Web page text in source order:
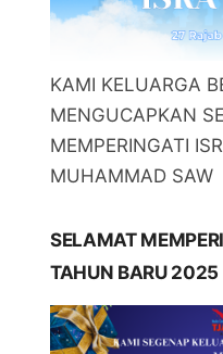
KAMI KELUARGA
MENGUCAPKAN
MEMPERINGATI
MUHAMMAD SAW
SELAMAT
TAHUN BARU 2025